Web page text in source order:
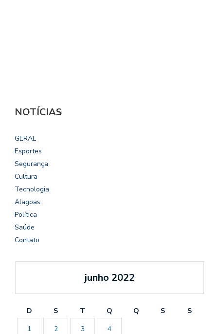
NOTÍCIAS
GERAL
Esportes
Segurança
Cultura
Tecnologia
Alagoas
Política
Saúde
Contato
junho 2022
D S T Q Q S
S
1
2 3 4